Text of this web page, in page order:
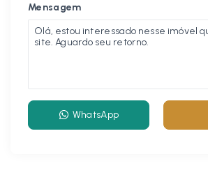
Mensagem
WhatsApp